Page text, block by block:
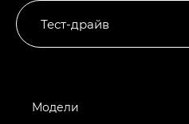
Тест-драйв
Модели